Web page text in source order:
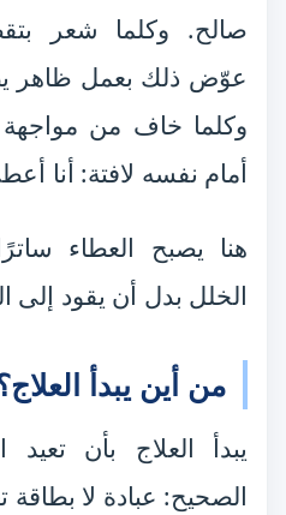
صالح. وكلما شعر
عوّض ذلك بعمل ظاهر
وكلما خاف من
أمام نفسه لافتة: أنا
هنا يصبح العطاء
الخلل بدل أن يقود إلى
من أين يبدأ
يبدأ العلاج بأن
الصحيح: عبادة لا